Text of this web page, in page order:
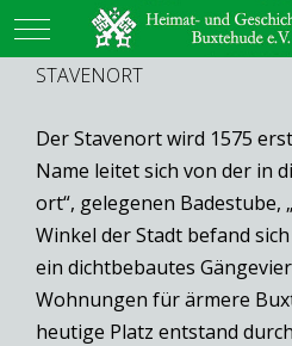
Mobile Menu Toggle
STAVENORT
Der Stavenort wird 1575
Name leitet sich von der in
ort“, gelegenen Badestube,
Winkel der Stadt befand
ein dichtbebautes
Wohnungen für ärmere
heutige Platz entstand